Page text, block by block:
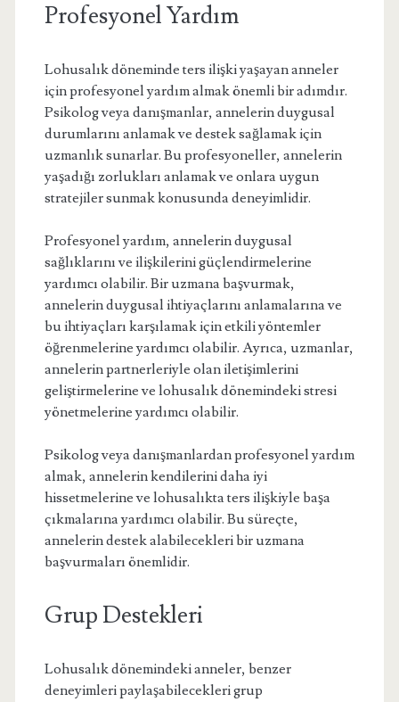
Profesyonel Yardım
Lohusalık döneminde ters ilişki yaşayan anneler
için profesyonel yardım almak önemli bir adımdır.
Psikolog veya danışmanlar, annelerin duygusal
durumlarını anlamak ve destek sağlamak için
uzmanlık sunarlar. Bu profesyoneller, annelerin
yaşadığı zorlukları anlamak ve onlara uygun
stratejiler sunmak konusunda deneyimlidir.
Profesyonel yardım, annelerin duygusal
sağlıklarını ve ilişkilerini güçlendirmelerine
yardımcı olabilir. Bir uzmana başvurmak,
annelerin duygusal ihtiyaçlarını anlamalarına ve
bu ihtiyaçları karşılamak için etkili yöntemler
öğrenmelerine yardımcı olabilir. Ayrıca, uzmanlar,
annelerin partnerleriyle olan iletişimlerini
geliştirmelerine ve lohusalık dönemindeki stresi
yönetmelerine yardımcı olabilir.
Psikolog veya danışmanlardan profesyonel yardım
almak, annelerin kendilerini daha iyi
hissetmelerine ve lohusalıkta ters ilişkiyle başa
çıkmalarına yardımcı olabilir. Bu süreçte,
annelerin destek alabilecekleri bir uzmana
başvurmaları önemlidir.
Grup Destekleri
Lohusalık dönemindeki anneler, benzer
deneyimleri paylaşabilecekleri grup